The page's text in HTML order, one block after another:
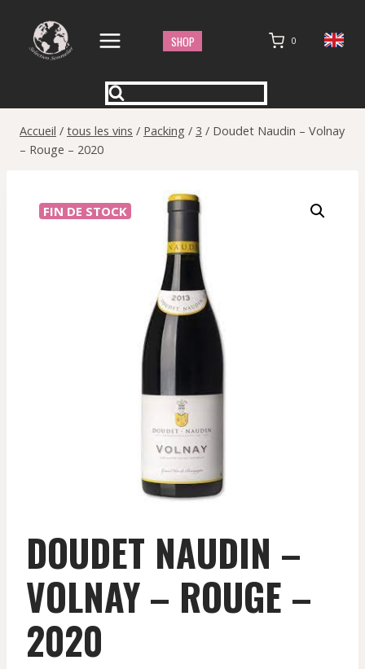
contenu
SHOP 0
Accueil / tous les vins / Packing / 3 / Doudet Naudin – Volnay
– Rouge – 2020
FIN DE STOCK
DOUDET NAUDIN –
VOLNAY – ROUGE –
2020